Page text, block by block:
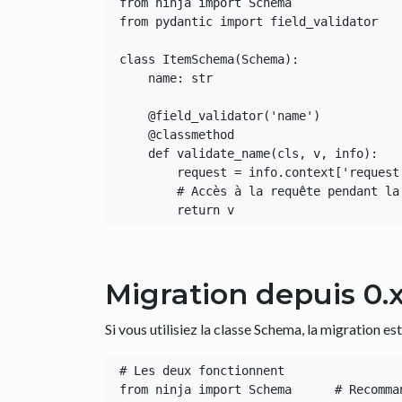
from ninja import Schema
from pydantic import field_validator
class ItemSchema(Schema):
Migration depuis
Si vous utilisiez la classe Schema, la migration
# Les deux fonctionnent
from ninja import Schema      #